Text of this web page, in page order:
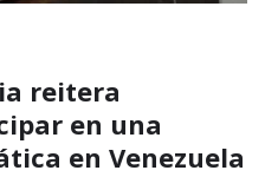
reitera
en una
en Venezuela